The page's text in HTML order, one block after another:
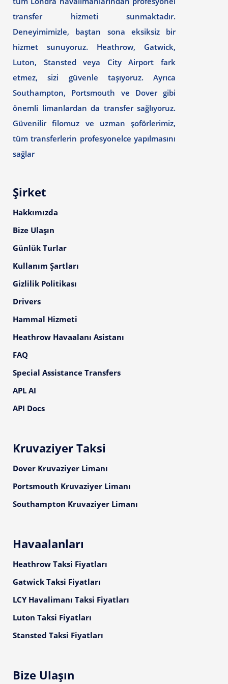
transfer hizmeti sunmaktadır.
Deneyimimizle, baştan sona eksiksiz bir
hizmet sunuyoruz. Heathrow, Gatwick,
Luton, Stansted veya City Airport fark
etmez, sizi güvenle taşıyoruz. Ayrıca
Southampton, Portsmouth ve Dover gibi
önemli limanlardan da transfer sağlıyoruz.
Güvenilir filomuz ve uzman şoförlerimiz,
tüm transferlerin profesyonelce yapılmasını
sağlar
Şirket
Hakkımızda
Bize Ulaşın
Günlük Turlar
Kullanım Şartları
Gizlilik Politikası
Drivers
Hammal Hizmeti
Heathrow Havaalanı Asistanı
FAQ
Special Assistance Transfers
APL AI
API Docs
Kruvaziyer Taksi
Dover Kruvaziyer Limanı
Portsmouth Kruvaziyer Limanı
Southampton Kruvaziyer Limanı
Havaalanları
Heathrow Taksi Fiyatları
Gatwick Taksi Fiyatları
LCY Havalimanı Taksi Fiyatları
Luton Taksi Fiyatları
Stansted Taksi Fiyatları
Bize Ulaşın